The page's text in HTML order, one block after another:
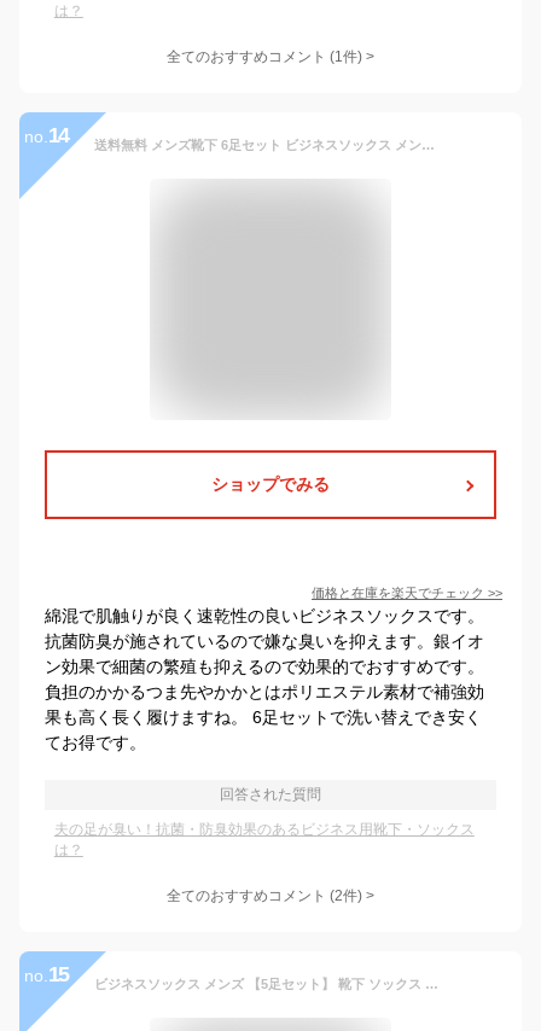
は？
全てのおすすめコメント (1件) >
no. 14 送料無料 メンズ靴下 6足セット ビジネスソックス メンズソックス 6枚組 抗菌防臭 銀イオン ストレッチ 黒 紳士用靴下 仕事 黒ソックス ビジネス 丈夫 綿混 速乾 クルー丈 父の日 ブラック 6足組 外仕事 蒸れ 消臭 膝下 ひざ下 通勤 無地 まとめ買い くつした 人気 売れ筋
ショップでみる
価格と在庫を楽天でチェック >>
綿混で肌触りが良く速乾性の良いビジネスソックスです。
抗菌防臭が施されているので嫌な臭いを抑えます。銀イオ
ン効果で細菌の繁殖も抑えるので効果的でおすすめです。
負担のかかるつま先やかかとはポリエステル素材で補強効
果も高く長く履けますね。 6足セットで洗い替えでき安く
てお得です。
回答された質問
夫の足が臭い！抗菌・防臭効果のあるビジネス用靴下・ソックス
は？
全てのおすすめコメント (2件) >
no. 15 ビジネスソックス メンズ 【5足セット】 靴下 ソックス ビジネス ビジネス靴下 紳士 破れにくい 薄手 薄地 夏 夏用 涼しい 竹繊維 竹 消臭 防臭 抗菌 大きいサイズ 抗菌防臭 黒 紺 灰 グレー ブラック ネイビー おしゃれ 紳士靴下 ロング